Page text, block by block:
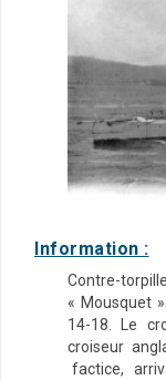
Information :
Contre-
« Mousquet
14-18. Le
croiseur
factice,